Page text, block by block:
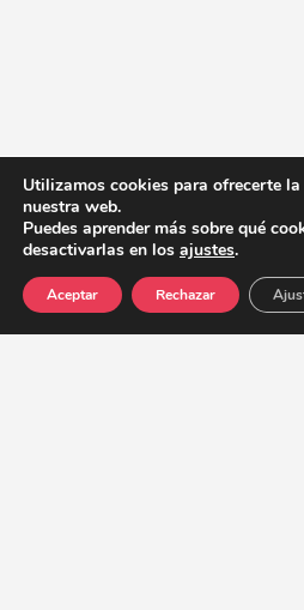
Utilizamos cookies para ofrecerte
nuestra web.
Puedes aprender más sobre qué
desactivarlas en los ajustes.
Aceptar Rechazar